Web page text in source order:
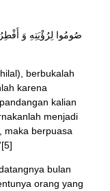
صُومُوا لِرُؤْيَتِهِ وَ
berbukalah
karena
kalian
menjadi
maka berpuasa
bulan
orang yang